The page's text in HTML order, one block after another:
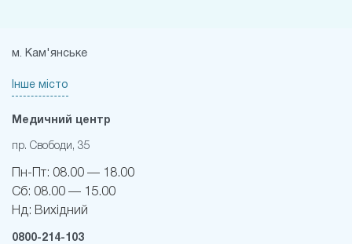
м. Кам'янське
Інше місто
Медичний центр
пр. Свободи, 35
Пн-Пт: 08.00 — 18.00
Сб: 08.00 — 15.00
Нд: Вихідний
0800-214-103